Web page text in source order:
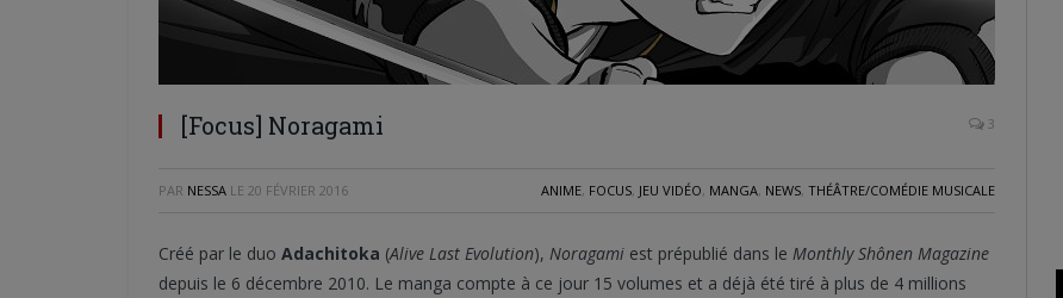
[Focus] Noragami 3
PAR NESSA LE 20 FÉVRIER 2016 ANIME, FOCUS, JEU VIDÉO, MANGA, NEWS, THÉÂTRE/COMÉDIE MUSICALE
Créé par le duo Adachitoka (Alive Last Evolution), Noragami est prépublié dans le Monthly Shônen Magazine
depuis le 6 décembre 2010. Le manga compte à ce jour 15 volumes et a déjà été tiré à plus de 4 millions